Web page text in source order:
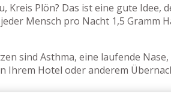
Kreis Plön? Das ist eine gute
Mensch pro Nacht 1,5
sind Asthma, eine laufende
Ihrem Hotel oder anderem